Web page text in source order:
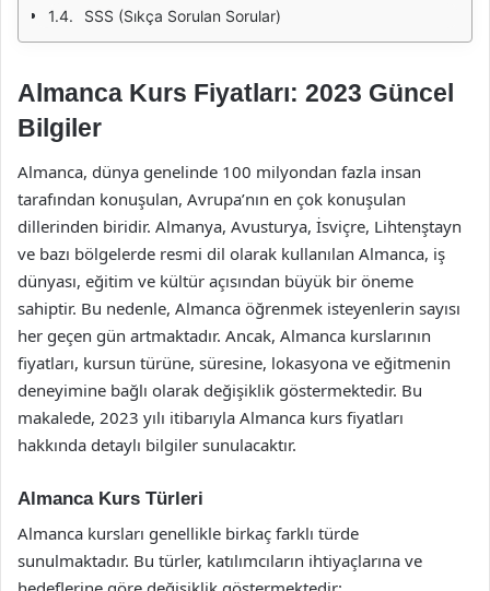
SSS (Sıkça Sorulan Sorular)
Almanca Kurs Fiyatları: 2023 Güncel
Bilgiler
Almanca, dünya genelinde 100 milyondan fazla insan
tarafından konuşulan, Avrupa’nın en çok konuşulan
dillerinden biridir. Almanya, Avusturya, İsviçre, Lihtenştayn
ve bazı bölgelerde resmi dil olarak kullanılan Almanca, iş
dünyası, eğitim ve kültür açısından büyük bir öneme
sahiptir. Bu nedenle, Almanca öğrenmek isteyenlerin sayısı
her geçen gün artmaktadır. Ancak, Almanca kurslarının
fiyatları, kursun türüne, süresine, lokasyona ve eğitmenin
deneyimine bağlı olarak değişiklik göstermektedir. Bu
makalede, 2023 yılı itibarıyla Almanca kurs fiyatları
hakkında detaylı bilgiler sunulacaktır.
Almanca Kurs Türleri
Almanca kursları genellikle birkaç farklı türde
sunulmaktadır. Bu türler, katılımcıların ihtiyaçlarına ve